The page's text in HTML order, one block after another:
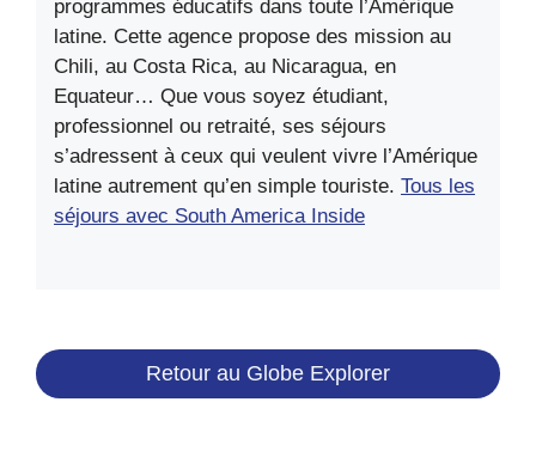
programmes éducatifs dans toute l’Amérique
latine. Cette agence propose des mission au
Chili, au Costa Rica, au Nicaragua, en
Equateur… Que vous soyez étudiant,
professionnel ou retraité, ses séjours
s’adressent à ceux qui veulent vivre l’Amérique
latine autrement qu’en simple touriste. Tous les
séjours avec South America Inside
Retour au Globe Explorer